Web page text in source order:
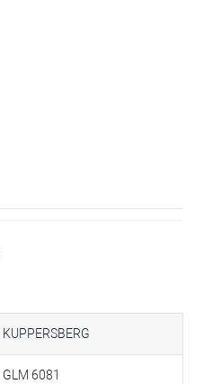
KUPPERSBERG
GLM 6081